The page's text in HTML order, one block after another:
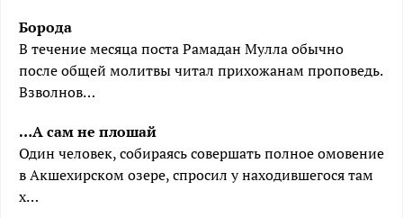
Борода
В течение месяца поста Рамадан Мулла обычно
после общей молитвы читал прихожанам проповедь.
Взволнов…
…А сам не плошай
Один человек, собираясь совершать полное омовение
в Акшехирском озере, спросил у находившегося там
х…